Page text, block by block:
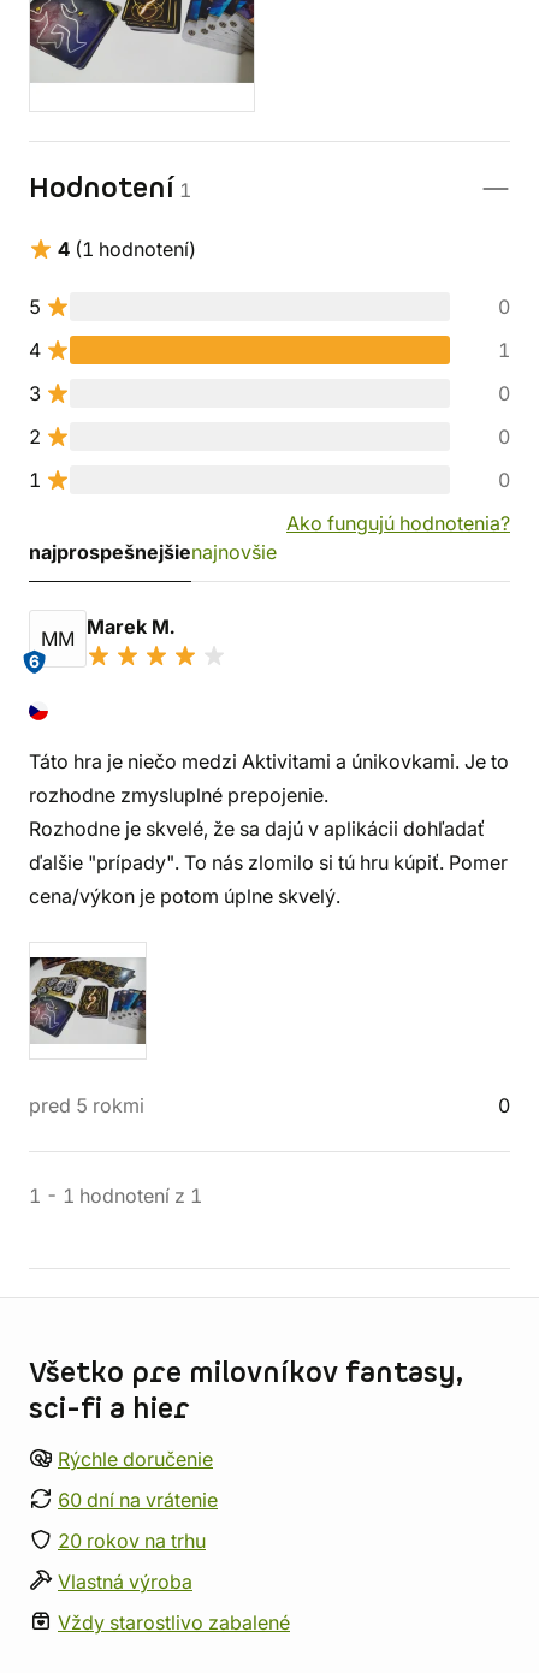
Hodnotení 1
4 (1 hodnotení)
5
0
4
1
3
0
2
0
1
0
Ako fungujú hodnotenia?
najprospešnejšienajnovšie
MM
6
Marek M.
Táto hra je niečo medzi Aktivitami a únikovkami. Je to
rozhodne zmysluplné prepojenie.
Rozhodne je skvelé, že sa dajú v aplikácii dohľadať
ďalšie "prípady". To nás zlomilo si tú hru kúpiť. Pomer
cena/výkon je potom úplne skvelý.
pred 5 rokmi 0
1 - 1 hodnotení z 1
Všetko pre milovníkov fantasy,
sci-fi a hier
Rýchle doručenie
60 dní na vrátenie
20 rokov na trhu
Vlastná výroba
Vždy starostlivo zabalené